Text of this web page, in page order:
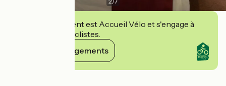
Cet établissement est Accueil Vélo et s'engage à
accueillir des cyclistes.
Voir ses engagements